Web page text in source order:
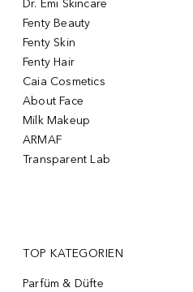
Dr. Emi Skincare
Fenty Beauty
Fenty Skin
Fenty Hair
Caia Cosmetics
About Face
Milk Makeup
ARMAF
Transparent Lab
TOP KATEGORIEN
Parfüm & Düfte